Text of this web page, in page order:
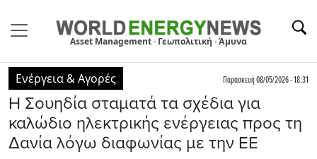
Asset Management · Γεωπολιτική · Άμυνα
Ενέργεια & Αγορές Παρασκευή 08/05/2026 - 18:31
Η Σουηδία σταματά τα σχέδια για
καλώδιο ηλεκτρικής ενέργειας προς τη
Δανία λόγω διαφωνίας με την ΕΕ